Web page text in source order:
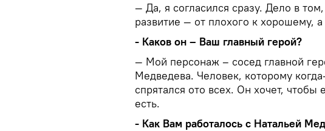
— Да, я согласился сразу. Дело в
развитие — от плохого к хорошему,
- Каков он – Ваш главный герой?
— Мой персонаж – сосед главной
Медведева. Человек, которому
спрятался ото всех. Он хочет,
есть.
- Как Вам работалось с Натальей